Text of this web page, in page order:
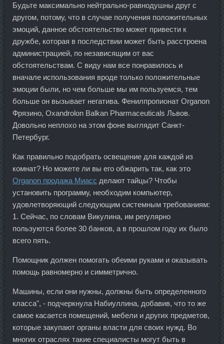
Будьте максимально нейтрально-равнодушны друг с
другом, потому, что в случае получения положительных
эмоций, данное обстоятельство может привести к
дружбе, которая в последствии может быть расстроена
администрацией, по независящим от вас
обстоятельствам. С виду нам все понравилось и
вначале использования вроде только положительные
эмоции были, но чем больше мы им пользуемся, тем
больше он вызывает негатива. Фенилпропионат Organon
Фрязино, Oxandrolon Balkan Pharmaceuticals Львов.
Довольно неплохо на этом фоне выглядит Санкт-
Петербург.
Как правильно подобрать освещение для каждой из
комнат? Но можете ли вы его обжарить так, как это
Organon продажа Миасс делают тайцы? Чтобы
установить программу, необходим компьютер,
удовлетворяющий следующим системным требованиям:
1. Сейчас, по словам Викулина, им регулярно
пользуются более 30 банков, а в прошлом году их было
всего пять.
Помощник должен помогать обеими руками и оказывать
помощь равномерно и симметрично.
Машины, если они нужны, должны быть определенного
класса", - подчеркнула Набиуллина, добавив, что то же
самое касается помещений, мебели и других предметов,
которые закупают органы власти для своих нужд. Во
многих отраслях такие специалисты могут быть в